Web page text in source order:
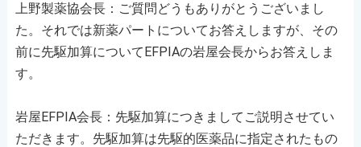
上野製薬協会長：ご質問どうもありがとうございまし
た。それでは新薬パートについてお答えしますが、その
前に先駆加算についてEFPIAの岩屋会長からお答えしま
す。
岩屋EFPIA会長：先駆加算につきましてご説明させてい
ただきます。先駆加算は先駆的医薬品に指定されたもの